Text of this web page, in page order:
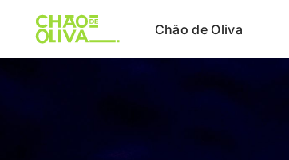
Chão de Oliva